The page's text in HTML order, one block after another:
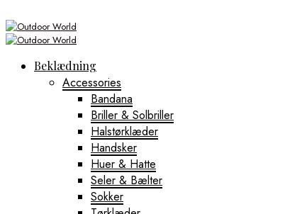
Beklædning
Accessories
Bandana
Briller & Solbriller
Halstørklæder
Handsker
Huer & Hatte
Seler & Bælter
Sokker